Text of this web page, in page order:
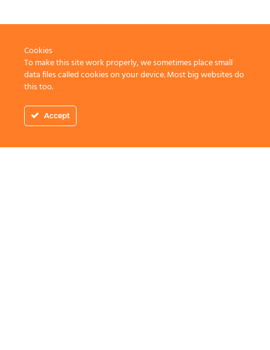
Cookies
To make this site work properly, we sometimes place small
data files called cookies on your device. Most big websites do
this too.
Accept